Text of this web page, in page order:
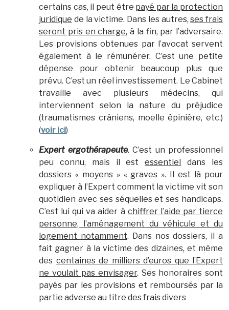
certains cas, il peut être payé par la protection
juridique de la victime. Dans les autres,ses frais
seront pris en charge, à la fin, par l’adversaire.
Les provisions obtenues par l’avocat servent
également à le rémunérer. C’est une petite
dépense pour obtenir beaucoup plus que
prévu. C’est un réel investissement. Le Cabinet
travaille avec plusieurs médecins, qui
interviennent selon la nature du préjudice
(traumatismes crâniens, moelle épinière, etc.)
(voir ici)
Expert ergothérapeute. C’est un professionnel
peu connu, mais il estessentiel
dans les
dossiers « moyens » « graves ». Il est là pour
expliquer à l’Expert comment la victime vit son
quotidien avec ses séquelles et ses handicaps.
C’est lui qui va aider à chiffrer l’aide par tierce
personne, l’aménagement du véhicule et du
logement notamment. Dans nos dossiers, il a
fait gagner à la victime des dizaines, et même
des centaines de milliers d’euros que l’Expert
ne voulait pas envisager. Ses honoraires sont
payés par les provisions et remboursés par la
partie adverse au titre des frais divers